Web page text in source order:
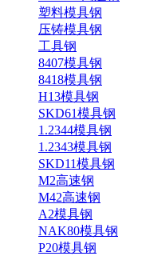
塑料模具钢
压铸模具钢
工具钢
8407模具钢
8418模具钢
H13模具钢
SKD61模具钢
1.2344模具钢
1.2343模具钢
SKD11模具钢
M2高速钢
M42高速钢
A2模具钢
NAK80模具钢
P20模具钢